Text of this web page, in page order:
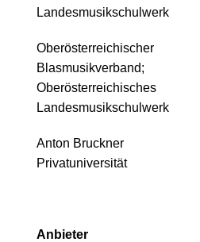
Landesmusikschulwerk
Oberösterreichischer
Blasmusikverband;
Oberösterreichisches
Landesmusikschulwerk
Anton Bruckner
Privatuniversität
Anbieter